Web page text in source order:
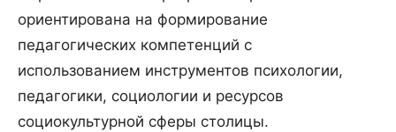
ориентирована на формирование
педагогических компетенций с
использованием инструментов психологии,
педагогики, социологии и ресурсов
социокультурной сферы столицы.